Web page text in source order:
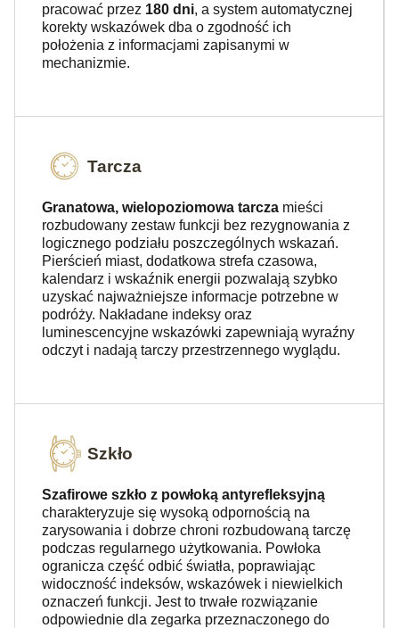
pracować przez 180 dni, a system automatycznej
korekty wskazówek dba o zgodność ich
położenia z informacjami zapisanymi w
mechanizmie.
Tarcza
Granatowa, wielopoziomowa tarcza mieści
rozbudowany zestaw funkcji bez rezygnowania z
logicznego podziału poszczególnych wskazań.
Pierścień miast, dodatkowa strefa czasowa,
kalendarz i wskaźnik energii pozwalają szybko
uzyskać najważniejsze informacje potrzebne w
podróży. Nakładane indeksy oraz
luminescencyjne wskazówki zapewniają wyraźny
odczyt i nadają tarczy przestrzennego wyglądu.
Szkło
Szafirowe szkło z powłoką antyrefleksyjną
charakteryzuje się wysoką odpornością na
zarysowania i dobrze chroni rozbudowaną tarczę
podczas regularnego użytkowania. Powłoka
ogranicza część odbić światła, poprawiając
widoczność indeksów, wskazówek i niewielkich
oznaczeń funkcji. Jest to trwałe rozwiązanie
odpowiednie dla zegarka przeznaczonego do